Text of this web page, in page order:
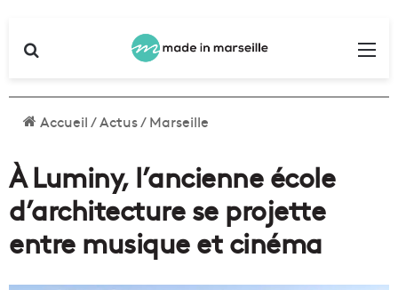
Accueil/Actus/Marseille
À Luminy, l’ancienne école
d’architecture se projette
entre musique et cinéma